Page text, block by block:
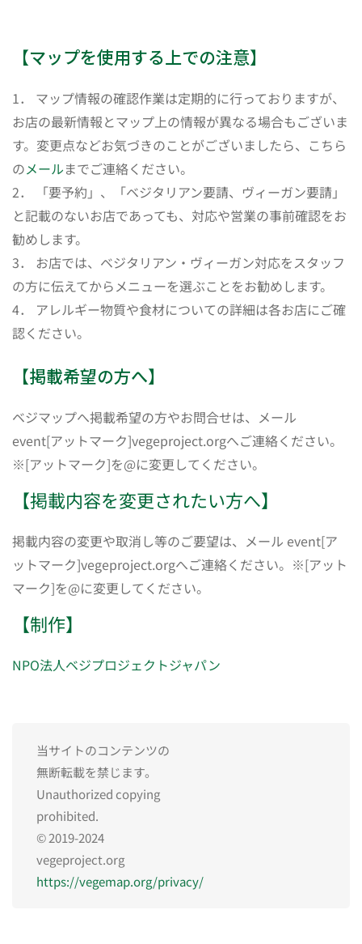
【マップを使用する上での注意】
1． マップ情報の確認作業は定期的に行っておりますが、
お店の最新情報とマップ上の情報が異なる場合もございま
す。変更点などお気づきのことがございましたら、こちら
のメールまでご連絡ください。
2． 「要予約」、「ベジタリアン要請、ヴィーガン要請」
と記載のないお店であっても、対応や営業の事前確認をお
勧めします。
3． お店では、ベジタリアン・ヴィーガン対応をスタッフ
の方に伝えてからメニューを選ぶことをお勧めします。
4． アレルギー物質や食材についての詳細は各お店にご確
認ください。
【掲載希望の方へ】
ベジマップへ掲載希望の方やお問合せは、メール
event[アットマーク]vegeproject.orgへご連絡ください。
※[アットマーク]を@に変更してください。
【掲載内容を変更されたい方へ】
掲載内容の変更や取消し等のご要望は、メール event[ア
ットマーク]vegeproject.orgへご連絡ください。※[アット
マーク]を@に変更してください。
【制作】
NPO法人ベジプロジェクトジャパン
当サイトのコンテンツの
無断転載を禁じます。
Unauthorized copying
prohibited.
© 2019-2024
vegeproject.org
https://vegemap.org/privacy/